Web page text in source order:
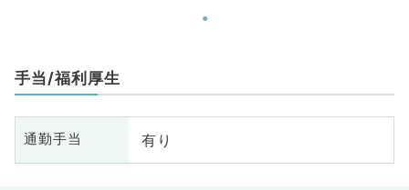
手当/福利厚生
通勤手当 有り